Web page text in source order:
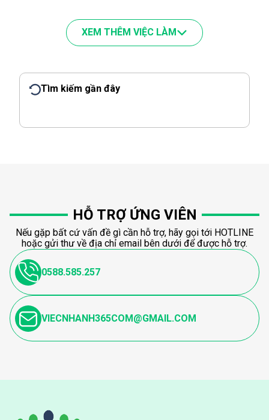
XEM THÊM VIỆC LÀM
Tìm kiếm gần đây
HỖ TRỢ ỨNG VIÊN
Nếu gặp bất cứ vấn đề gì cần hỗ trợ, hãy gọi tới HOTLINE
hoặc gửi thư về địa chỉ email bên dưới để được hỗ trợ.
0588.585.257
VIECNHANH365COM@GMAIL.COM